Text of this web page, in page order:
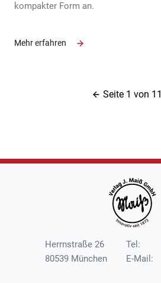
kompakter Form an.
Mehr erfahren
Seite 1 von 11
Herrnstraße 26
80539 München
Tel:
E-Mail: